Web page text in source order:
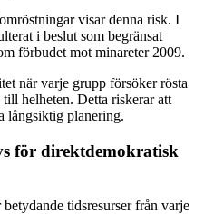
visar denna risk. I
i beslut som begränsat
förbudet mot minareter 2009.
när varje grupp försöker rösta
helheten. Detta riskerar att
långsiktig planering.
för direktdemokratisk
tidsresurser från varje